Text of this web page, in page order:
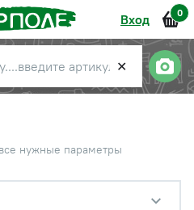
Вход 0
✕
нужные параметры